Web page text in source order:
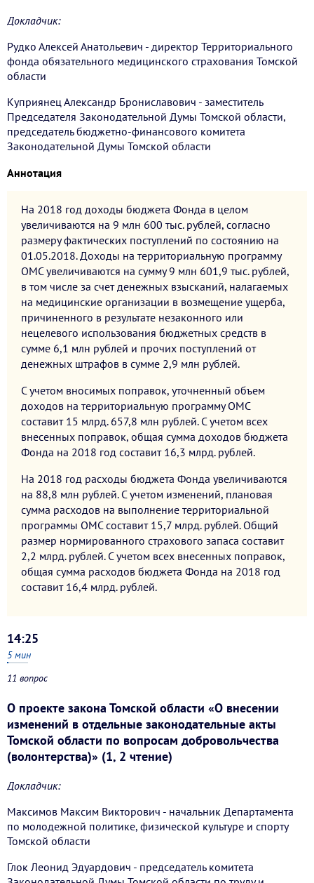
Докладчик:
Рудко Алексей Анатольевич - директор Территориального
фонда обязательного медицинского страхования Томской
области
Куприянец Александр Брониславович - заместитель
Председателя Законодательной Думы Томской области,
председатель бюджетно-финансового комитета
Законодательной Думы Томской области
Аннотация
На 2018 год доходы бюджета Фонда в целом
увеличиваются на 9 млн 600 тыс. рублей, согласно
размеру фактических поступлений по состоянию на
01.05.2018. Доходы на территориальную программу
ОМС увеличиваются на сумму 9 млн 601,9 тыс. рублей,
в том числе за счет денежных взысканий, налагаемых
на медицинские организации в возмещение ущерба,
причиненного в результате незаконного или
нецелевого использования бюджетных средств в
сумме 6,1 млн рублей и прочих поступлений от
денежных штрафов в сумме 2,9 млн рублей.
С учетом вносимых поправок, уточненный объем
доходов на территориальную программу ОМС
составит 15 млрд. 657,8 млн рублей. С учетом всех
внесенных поправок, общая сумма доходов бюджета
Фонда на 2018 год составит 16,3 млрд. рублей.
На 2018 год расходы бюджета Фонда увеличиваются
на 88,8 млн рублей. С учетом изменений, плановая
сумма расходов на выполнение территориальной
программы ОМС составит 15,7 млрд. рублей. Общий
размер нормированного страхового запаса составит
2,2 млрд. рублей. С учетом всех внесенных поправок,
общая сумма расходов бюджета Фонда на 2018 год
составит 16,4 млрд. рублей.
14:25
5мин
11 вопрос
О проекте закона Томской области «О внесении
изменений в отдельные законодательные акты
Томской области по вопросам добровольчества
(волонтерства)» (1, 2 чтение)
Докладчик:
Максимов Максим Викторович - начальник Департамента
по молодежной политике, физической культуре и спорту
Томской области
Глок Леонид Эдуардович - председатель комитета